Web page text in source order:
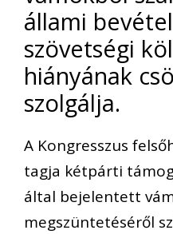
állami
szövetségi
hiányának
szolgálja.
A Kongresszus
tagja kétpárti
által bejelentett
megszüntetéséről